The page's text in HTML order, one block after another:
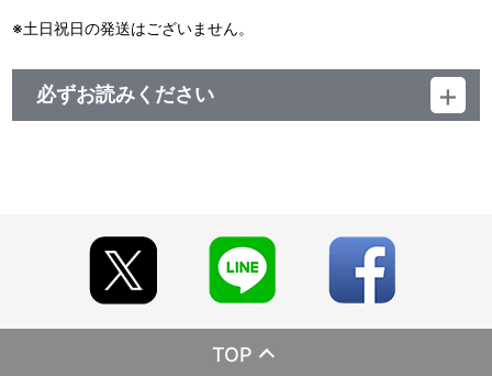
※土日祝日の発送はございません。
必ずお読みください
【商品の取り扱い】
・サンライズストア（https://p-bandai.jp/sunrise-store/）
・A-on STORE（https://a-onstore.jp/）
・他、一般店舗
※イベント会場・催事会場や海外等で販売する場合がありま
TOP